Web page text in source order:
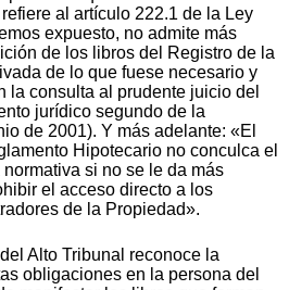
al artículo 222.1 de la Ley
expuesto, no admite más
de los libros del Registro de la
de lo que fuese necesario y
la consulta al prudente juicio del
jurídico segundo de la
de 2001). Y más adelante: «El
Hipotecario no conculca el
si no se le da más
el acceso directo a los
de la Propiedad».
Alto Tribunal reconoce la
obligaciones en la persona del